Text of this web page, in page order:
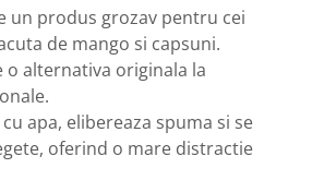
un produs grozav pentru cei
de mango si capsuni.
o alternativa originala la
apa, elibereaza spuma si se
oferind o mare distractie